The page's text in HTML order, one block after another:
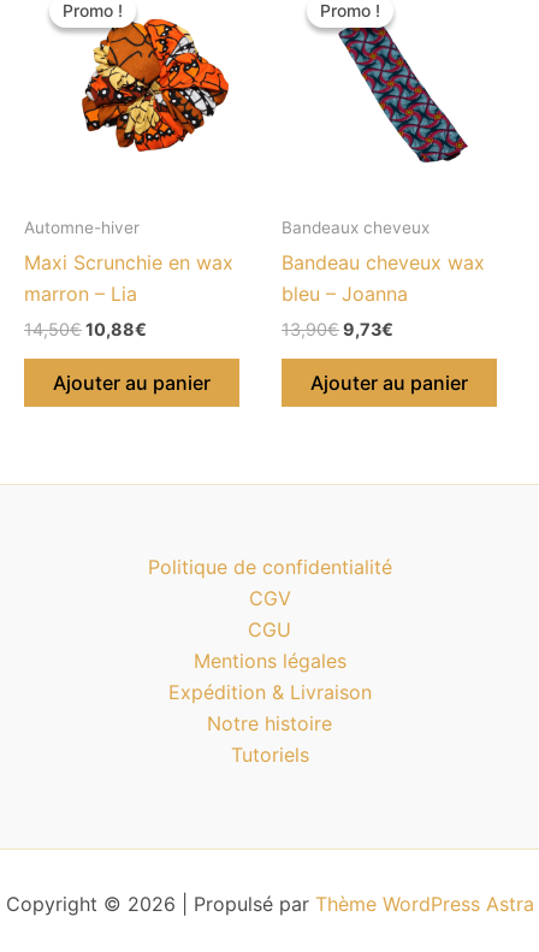
Promo !
Promo !
Automne-hiver
Maxi Scrunchie en wax
marron – Lia
14,50€
initial
était :
14,50€.
10,88€
actuel
est :
10,88€.
Ajouter au panier
Promo !
Promo !
Bandeaux cheveux
Bandeau cheveux wax
bleu – Joanna
13,90€
initial
était :
13,90€.
9,73€
actuel
est :
9,73€.
Ajouter au panier
Politique de confidentialité
CGV
CGU
Mentions légales
Expédition & Livraison
Notre histoire
Tutoriels
Copyright © 2026 | Propulsé par Thème WordPress Astra